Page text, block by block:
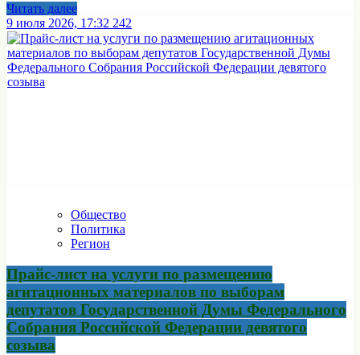
Читать далее
9 июля 2026, 17:32 242
Общество
Политика
Регион
Прайс-лист на услуги по размещению
агитационных материалов по выборам
депутатов Государственной Думы Федерального
Собрания Российской Федерации девятого
созыва